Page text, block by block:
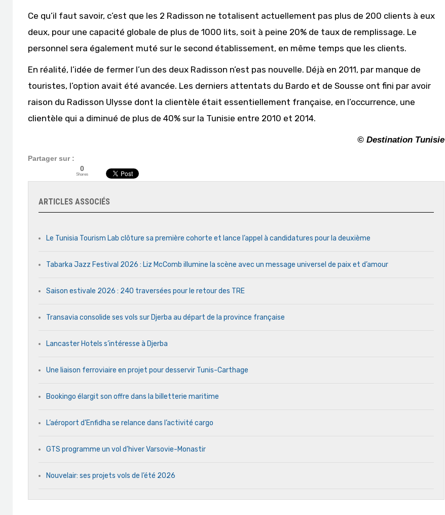
Ce qu’il faut savoir, c’est que les 2 Radisson ne totalisent actuellement pas plus de 200 clients à eux
deux, pour une capacité globale de plus de 1000 lits, soit à peine 20% de taux de remplissage. Le
personnel sera également muté sur le second établissement, en même temps que les clients.
En réalité, l’idée de fermer l’un des deux Radisson n’est pas nouvelle. Déjà en 2011, par manque de
touristes, l’option avait été avancée. Les derniers attentats du Bardo et de Sousse ont fini par avoir
raison du Radisson Ulysse dont la clientèle était essentiellement française, en l’occurrence, une
clientèle qui a diminué de plus de 40% sur la Tunisie entre 2010 et 2014.
© Destination Tunisie
Partager sur :
0
Shares
ARTICLES ASSOCIÉS
Le Tunisia Tourism Lab clôture sa première cohorte et lance l’appel à candidatures pour la deuxième
Tabarka Jazz Festival 2026 : Liz McComb illumine la scène avec un message universel de paix et d’amour
Saison estivale 2026 : 240 traversées pour le retour des TRE
Transavia consolide ses vols sur Djerba au départ de la province française
Lancaster Hotels s’intéresse à Djerba
Une liaison ferroviaire en projet pour desservir Tunis-Carthage
Bookingo élargit son offre dans la billetterie maritime
L’aéroport d’Enfidha se relance dans l’activité cargo
GTS programme un vol d’hiver Varsovie-Monastir
Nouvelair: ses projets vols de l’été 2026